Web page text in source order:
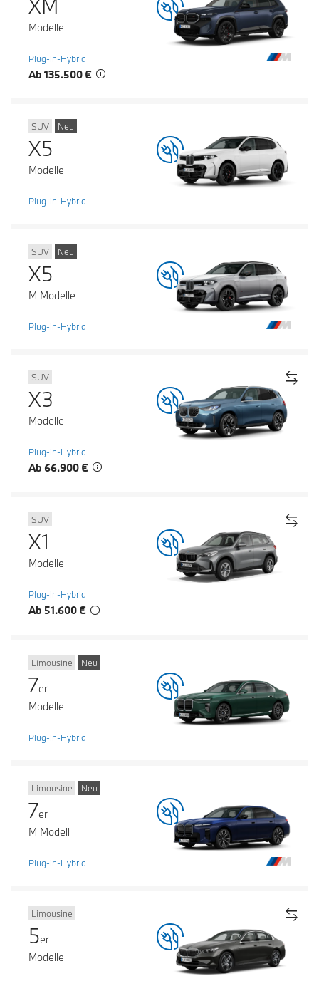
XM
Modelle
Plug-in-Hybrid
Ab 135.500 €
SUV Neu
X5
Modelle
Plug-in-Hybrid
SUV Neu
X5
M Modelle
Plug-in-Hybrid
SUV
X3
Modelle
Plug-in-Hybrid
Ab 66.900 €
SUV
X1
Modelle
Plug-in-Hybrid
Ab 51.600 €
Limousine Neu
7er
Modelle
Plug-in-Hybrid
Limousine Neu
7er
M Modell
Plug-in-Hybrid
Limousine
5er
Modelle